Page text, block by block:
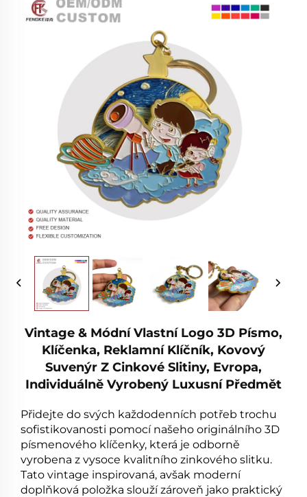
Vintage & Módní Vlastní Logo 3D Písmo,
Klíčenka, Reklamní Klíčník, Kovový
Suvenýr Z Cinkové Slitiny, Evropa,
Individuálně Vyrobený Luxusní Předmět
Přidejte do svých každodenních potřeb trochu
sofistikovanosti pomocí našeho originálního 3D
písmenového klíčenky, která je odborně
vyrobena z vysoce kvalitního zinkového slitku.
Tato vintage inspirovaná, avšak moderní
doplňková položka slouží zároveň jako praktický